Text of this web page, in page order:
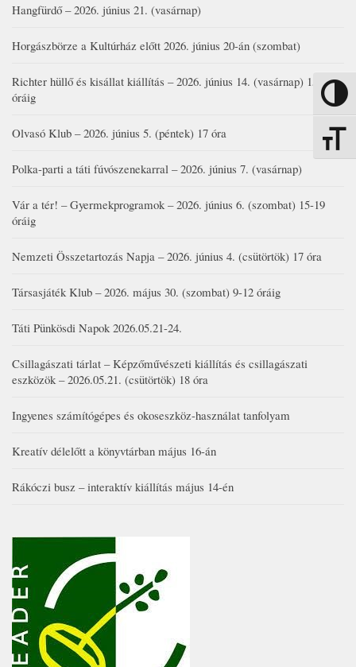
Nagy
Hangfürdő – 2026. június 21. (vasárnap)
Horgászbörze a Kultúrház előtt 2026. június 20-án (szombat)
Richter hüllő és kisállat kiállítás – 2026. június 14. (vasárnap) 15-17
óráig
Olvasó Klub – 2026. június 5. (péntek) 17 óra
Polka-parti a táti fúvószenekarral – 2026. június 7. (vasárnap)
Vár a tér! – Gyermekprogramok – 2026. június 6. (szombat) 15-19
óráig
Nemzeti Összetartozás Napja – 2026. június 4. (csütörtök) 17 óra
Társasjáték Klub – 2026. május 30. (szombat) 9-12 óráig
Táti Pünkösdi Napok 2026.05.21-24.
Csillagászati tárlat – Képzőművészeti kiállítás és csillagászati
eszközök – 2026.05.21. (csütörtök) 18 óra
Ingyenes számítógépes és okoseszköz-használat tanfolyam
Kreatív délelőtt a könyvtárban május 16-án
Rákóczi busz – interaktív kiállítás május 14-én